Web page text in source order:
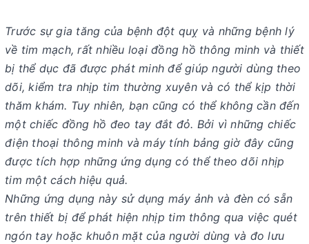
Trước sự gia tăng của bệnh đột quỵ và những bệnh lý
về tim mạch, rất nhiều loại đồng hồ thông minh và thiết
bị thể dục đã được phát minh để giúp người dùng theo
dõi, kiểm tra nhịp tim thường xuyên và có thể kịp thời
thăm khám. Tuy nhiên, bạn cũng có thể không cần đến
một chiếc đồng hồ đeo tay đắt đỏ. Bởi vì những chiếc
điện thoại thông minh và máy tính bảng giờ đây cũng
được tích hợp những ứng dụng có thể theo dõi nhịp
tim một cách hiệu quả.
Những ứng dụng này sử dụng máy ảnh và đèn có sẵn
trên thiết bị để phát hiện nhịp tim thông qua việc quét
ngón tay hoặc khuôn mặt của người dùng và đo lưu